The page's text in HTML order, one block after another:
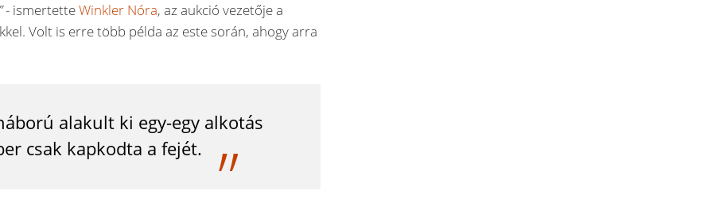
- ismertetteWinkler Nóra, az aukció vezetője a
Volt is erre több példa az este során, ahogy arra
alakult ki egy-egy alkotás
csak kapkodta a fejét.